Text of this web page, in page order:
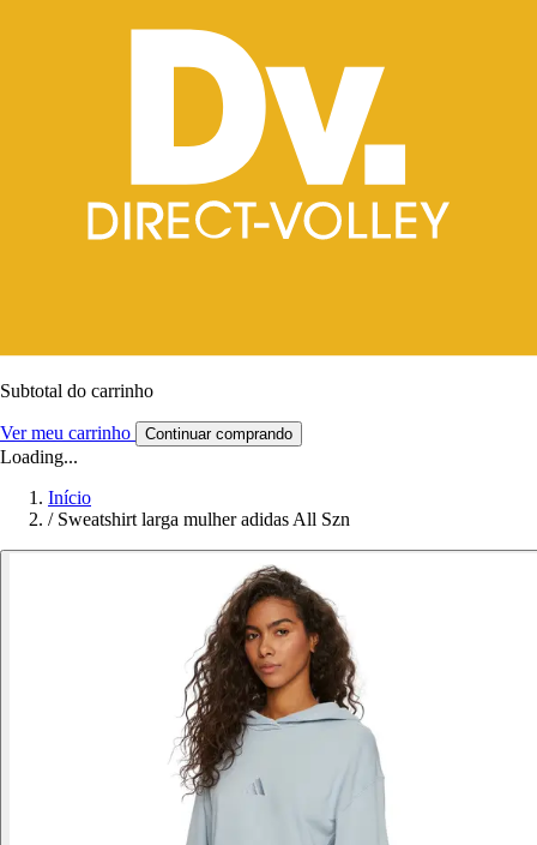
Subtotal do carrinho
Ver meu carrinho Continuar comprando
Loading...
Início
/ Sweatshirt larga mulher adidas All Szn